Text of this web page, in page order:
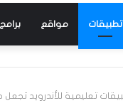
تطبيقات مواقع برامج